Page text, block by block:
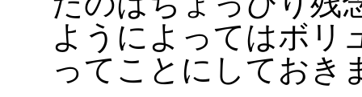
ようによってはボリ
ってことにしておき